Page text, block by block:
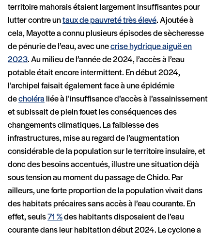
territoire mahorais étaient largement insuffisantes pour
lutter contre untaux de pauvreté très élevé. Ajoutée à
cela, Mayotte a connu plusieurs épisodes de sècheresse
de pénurie de l’eau, avec unecrise hydrique aiguë en
2023. Au milieu de l’année de 2024, l’accès à l’eau
potable était encore intermittent. En début 2024,
l’archipel faisait également face à une épidémie
decholéra liée à l’insuffisance d’accès à l’assainissement
et subissait de plein fouet les conséquences des
changements climatiques. La faiblesse des
infrastructures, mise au regard de l’augmentation
considérable de la population sur le territoire insulaire, et
donc des besoins accentués, illustre une situation déjà
sous tension au moment du passage de Chido. Par
ailleurs, une forte proportion de la population vivait dans
des habitats précaires sans accès à l’eau courante. En
effet, seuls71 %des habitants disposaient de l’eau
courante dans leur habitation début 2024. Le cyclone a